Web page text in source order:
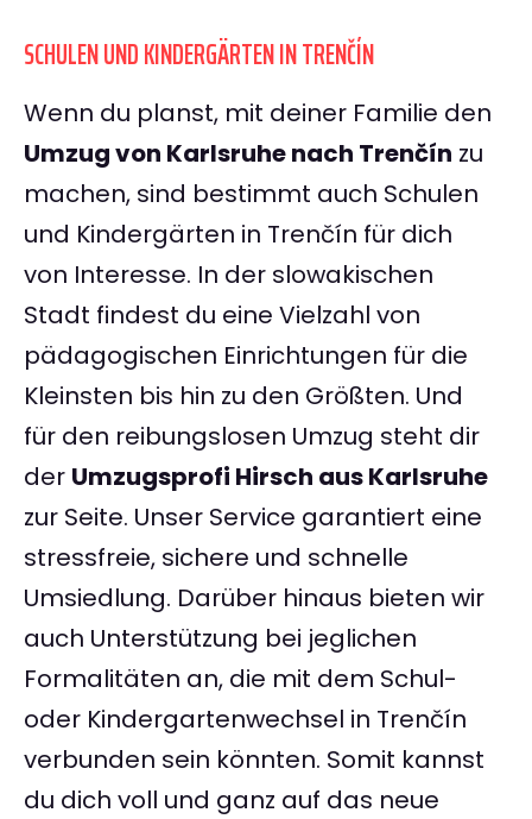
SCHULEN UND KINDERGÄRTEN IN TRENČÍN
Wenn du planst, mit deiner Familie den
Umzug von Karlsruhe nach Trenčín zu
machen, sind bestimmt auch Schulen
und Kindergärten in Trenčín für dich
von Interesse. In der slowakischen
Stadt findest du eine Vielzahl von
pädagogischen Einrichtungen für die
Kleinsten bis hin zu den Größten. Und
für den reibungslosen Umzug steht dir
der Umzugsprofi Hirsch aus Karlsruhe
zur Seite. Unser Service garantiert eine
stressfreie, sichere und schnelle
Umsiedlung. Darüber hinaus bieten wir
auch Unterstützung bei jeglichen
Formalitäten an, die mit dem Schul-
oder Kindergartenwechsel in Trenčín
verbunden sein könnten. Somit kannst
du dich voll und ganz auf das neue